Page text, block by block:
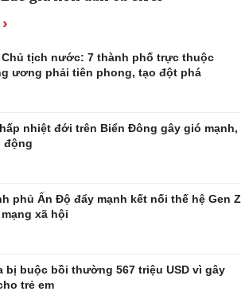
E-Magazine
Infographic
Tiêu dùng
Tỷ giá
Chủ tịch nước: 7 thành phố trực thuộc
ương phải tiên phong, tạo đột phá
nhiệt đới trên Biển Đông gây gió mạnh,
động
phủ Ấn Độ đẩy mạnh kết nối thế hệ Gen Z
xã hội
bị buộc bồi thường 567 triệu USD vì gây
trẻ em